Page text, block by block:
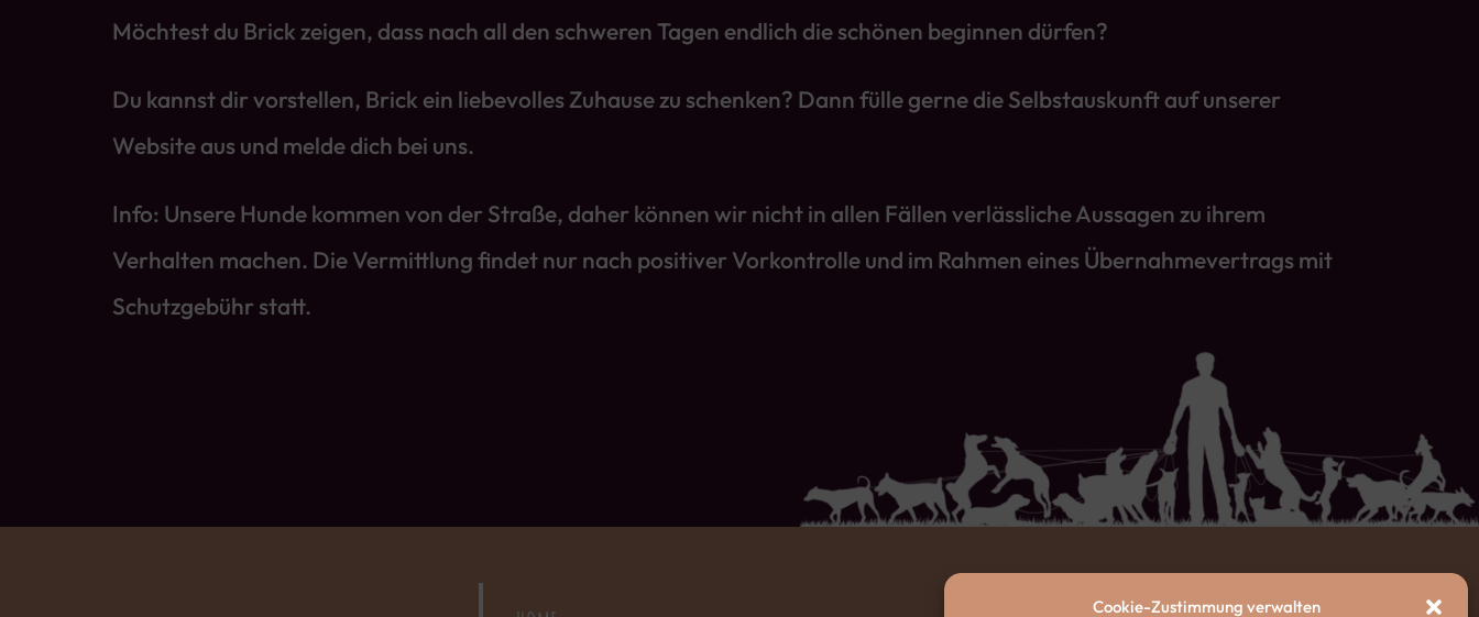
Cookie-Zustimmung verwalten
Möchtest du Brick zeigen, dass nach all den schweren Tagen endlich die schönen beginnen dürfen?
Du kannst dir vorstellen, Brick ein liebevolles Zuhause zu schenken? Dann fülle gerne die Selbstauskunft auf unserer
Website aus und melde dich bei uns.
Info: Unsere Hunde kommen von der Straße, daher können wir nicht in allen Fällen verlässliche Aussagen zu ihrem
Verhalten machen. Die Vermittlung findet nur nach positiver Vorkontrolle und im Rahmen eines Übernahmevertrags mit
Schutzgebühr statt.